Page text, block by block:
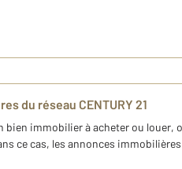
du réseau CENTURY 21
bien immobilier à acheter ou
ce cas, les annonces